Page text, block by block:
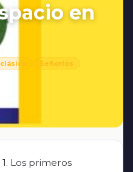
en
Señoríos
Los primeros